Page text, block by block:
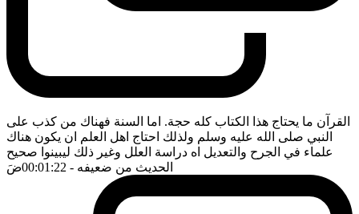
القرآن ما يحتاج هذا الكتاب كله حجة. اما السنة فهناك من كذب على
النبي صلى الله عليه وسلم ولذلك احتاج اهل العلم ان يكون هناك
علماء في الجرح والتعديل اه دراسة العلل وغير ذلك ليبينوا صحيح
الحديث من ضعيفه - 00:01:22 ضَ